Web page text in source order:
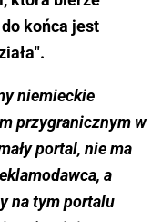
końca jest
niemieckie
przygranicznym w
portal, nie ma
a
na tym portalu